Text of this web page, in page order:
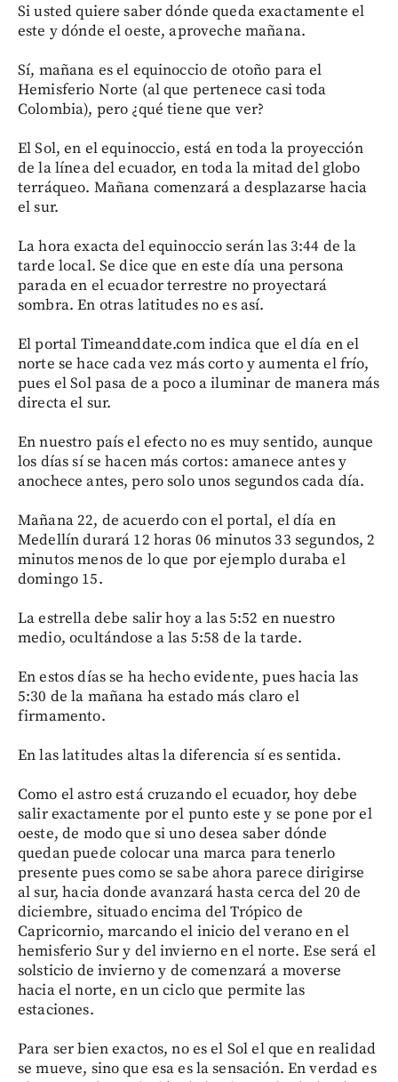
Si usted quiere saber dónde queda exactamente el
este y dónde el oeste, aproveche mañana.
Sí, mañana es el equinoccio de otoño para el
Hemisferio Norte (al que pertenece casi toda
Colombia), pero ¿qué tiene que ver?
El Sol, en el equinoccio, está en toda la proyección
de la línea del ecuador, en toda la mitad del globo
terráqueo. Mañana comenzará a desplazarse hacia
el sur.
La hora exacta del equinoccio serán las 3:44 de la
tarde local. Se dice que en este día una persona
parada en el ecuador terrestre no proyectará
sombra. En otras latitudes no es así.
El portal Timeanddate.com indica que el día en el
norte se hace cada vez más corto y aumenta el frío,
pues el Sol pasa de a poco a iluminar de manera más
directa el sur.
En nuestro país el efecto no es muy sentido, aunque
los días sí se hacen más cortos: amanece antes y
anochece antes, pero solo unos segundos cada día.
Mañana 22, de acuerdo con el portal, el día en
Medellín durará 12 horas 06 minutos 33 segundos, 2
minutos menos de lo que por ejemplo duraba el
domingo 15.
La estrella debe salir hoy a las 5:52 en nuestro
medio, ocultándose a las 5:58 de la tarde.
En estos días se ha hecho evidente, pues hacia las
5:30 de la mañana ha estado más claro el
firmamento.
En las latitudes altas la diferencia sí es sentida.
Como el astro está cruzando el ecuador, hoy debe
salir exactamente por el punto este y se pone por el
oeste, de modo que si uno desea saber dónde
quedan puede colocar una marca para tenerlo
presente pues como se sabe ahora parece dirigirse
al sur, hacia donde avanzará hasta cerca del 20 de
diciembre, situado encima del Trópico de
Capricornio, marcando el inicio del verano en el
hemisferio Sur y del invierno en el norte. Ese será el
solsticio de invierno y de comenzará a moverse
hacia el norte, en un ciclo que permite las
estaciones.
Para ser bien exactos, no es el Sol el que en realidad
se mueve, sino que esa es la sensación. En verdad es